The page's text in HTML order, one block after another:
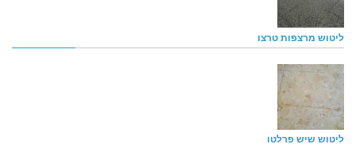
ליטוש מרצפות טרצו
ליטוש שיש פרלטו